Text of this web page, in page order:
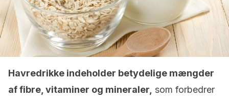
Havredrikke indeholder betydelige mængder
af fibre, vitaminer og mineraler, som forbedrer